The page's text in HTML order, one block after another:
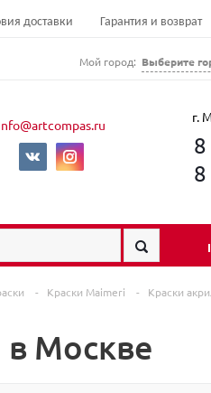
доставки Гарантия и возврат
Мой город: Выберите
г.
- Краски Maimeri - Краски
в Москве